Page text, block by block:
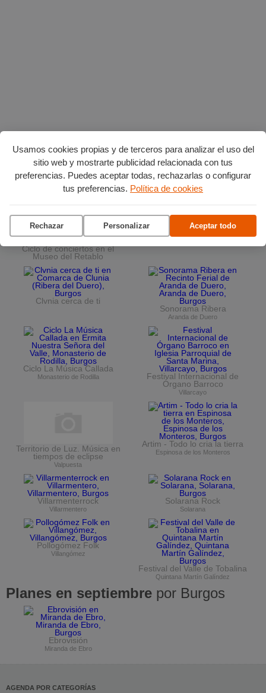
Usamos cookies propias y de terceros para analizar el uso del
sitio web y mostrarte publicidad relacionada con tus
preferencias. Puedes aceptar todas, rechazarlas o configurar
tus preferencias. Política de cookies
Rechazar Personalizar Aceptar todo
Planes en agostopor Burgos
Ciclo de conciertos en el
Museo del Retablo
Clvnia cerca de ti
Sonorama Ribera
Aranda de Duero
Ciclo La Música Callada
Monasterio de Rodilla
Festival Internacional de
Órgano Barroco
Villarcayo
Territorio de Luz. Música en
tiempos de eclipse
Valpuesta
Artim - Todo lo cria la tierra
Espinosa de los Monteros
Villarmenterrock
Villarmentero
Solarana Rock
Solarana
Pollogómez Folk
Villangómez
Festival del Valle de Tobalina
Quintana Martín Galíndez
Planes en septiembre por Burgos
Ebrovisión
Miranda de Ebro
AGENDA POR CATEGORÍAS